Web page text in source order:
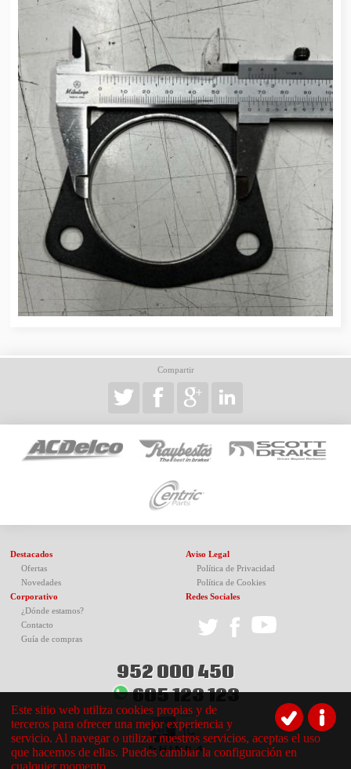
Compartir
Destacados
Ofertas
Novedades
Corporativo
¿Dónde estamos?
Contacto
Guía de compras
Aviso Legal
Política de Privacidad
Política de Cookies
Redes Sociales
952 000 450
605 123 123
Este sitio web utiliza cookies propias y de
terceros para ofrecer una mejor experiencia y
servicio. Al navegar o utilizar nuestros servicios, aceptas el uso
que hacemos de ellas. Puedes cambiar la configuración en
cualquier momento.